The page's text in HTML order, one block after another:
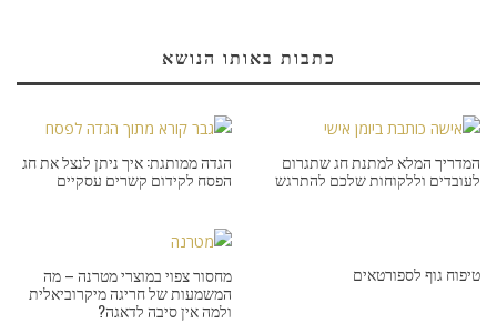
כתבות באותו הנושא
המדריך המלא למתנת חג שתגרום
לעובדים וללקוחות שלכם להתרגש
הגדה ממותגת: איך ניתן לנצל את חג
הפסח לקידום קשרים עסקיים
טיפוח גוף לספורטאים מחסור צפוי במוצרי מטרנה – מה
המשמעות של חריגה מיקרוביאלית
ולמה אין סיבה לדאגה?